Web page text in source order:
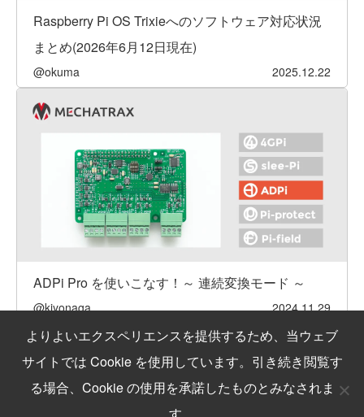
Raspberry Pi OS Trixieへのソフトウェア対応状況
まとめ(2026年6月12日現在)
@okuma 2025.12.22
ADPi Pro を使いこなす！～ 連続変換モード ～
@kiyonaga 2024.11.29
Copyright © MechaTracks Co., Ltd.
よりよいエクスペリエンスを提供するため、当ウェブ
サイトでは Cookie を使用しています。引き続き閲覧す
る場合、Cookie の使用を承諾したものとみなされま
す。